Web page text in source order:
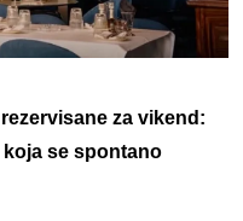
za vikend:
se spontano